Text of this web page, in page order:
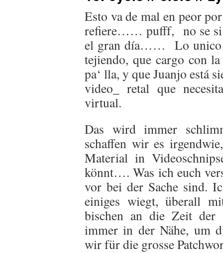
Esto va de mal en peor
refiere…… pufff, no se si
el gran día…… Lo unico
tejiendo, que cargo con
pa‘ lla, y que Juanjo está
video_ retal que
virtual.
Das wird immer
schaffen wir es
Material in
könnt…. Was ich euch
vor bei der Sache sind.
einiges wiegt, überall
bischen an die Zeit der
immer in der Nähe, um
wir für die grosse